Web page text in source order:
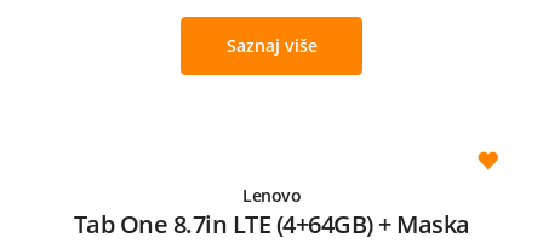
Saznaj više
Lenovo
Tab One 8.7in LTE (4+64GB) + Maska